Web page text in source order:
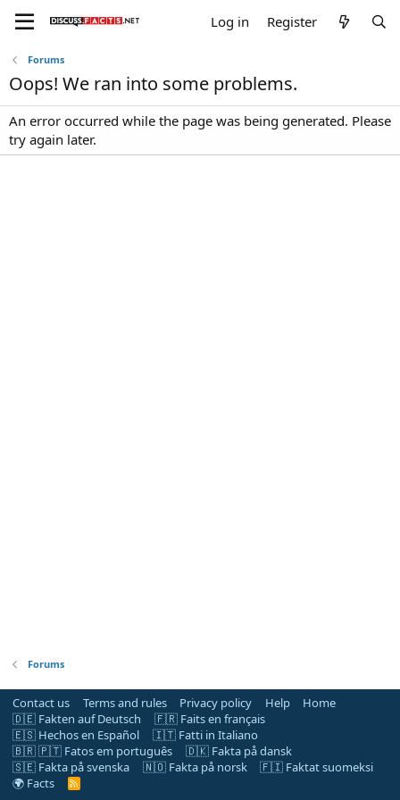
Log in Register
Forums
Oops! We ran into some problems.
An error occurred while the page was being generated. Please
try again later.
Forums
Contact us Terms and rules Privacy policy Help
Home
🇩🇪 Fakten auf Deutsch
🇫🇷 Faits en français
🇪🇸 Hechos en Español
🇮🇹 Fatti in Italiano
🇧🇷 🇵🇹 Fatos em português
🇩🇰 Fakta på dansk
🇸🇪 Fakta på svenska
🇳🇴 Fakta på norsk
🇫🇮 Faktat suomeksi
🌍 Facts
R